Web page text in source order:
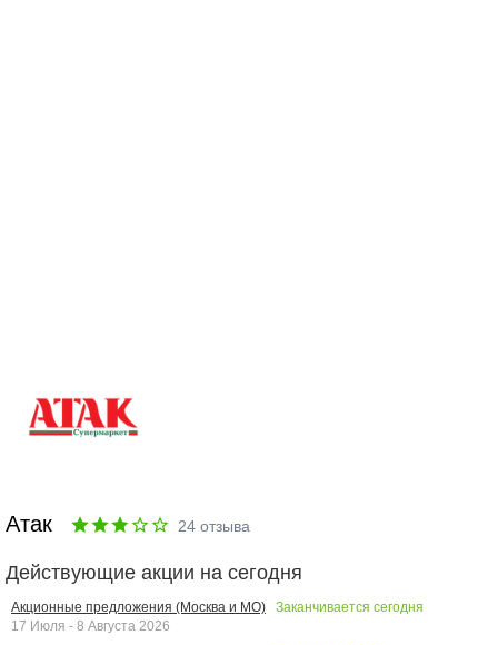
Атак 24 отзыва
Действующие акции на сегодня
Акционные предложения (Москва и МО)
Заканчивается сегодня
17 Июля - 8 Августа 2026